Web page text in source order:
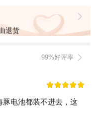
退货
99%好评率
电池都装不进去，这